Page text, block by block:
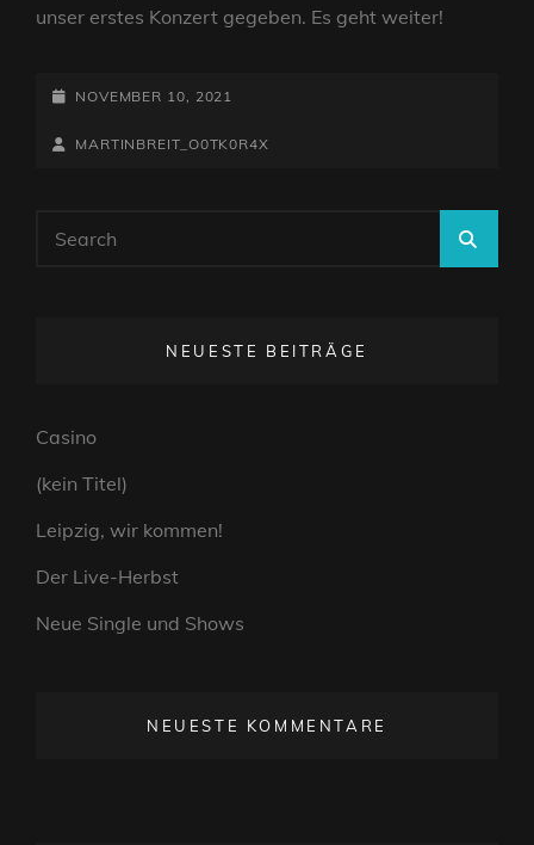
unser erstes Konzert gegeben. Es geht weiter!
POSTED-
NOVEMBER 10, 2021
BY
BYLINE
MARTINBREIT_O0TK0R4X
for:
NEUESTE BEITRÄGE
Casino
(kein Titel)
Leipzig, wir kommen!
Der Live-Herbst
Neue Single und Shows
NEUESTE KOMMENTARE